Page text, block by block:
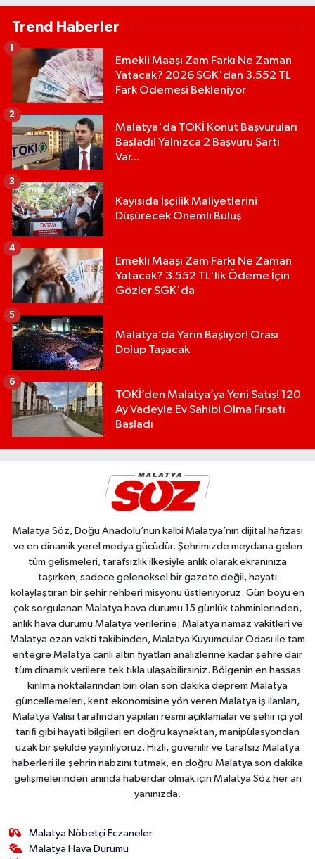
Trend Haberler
Emekli Maaşı Zam Farkı Ne Zaman
Yatacak? 2026 SGK'dan 3.552 TL
Fark Ödemesi Bekleniyor
1
Malatya'da TOKİ Konut Başvuruları
Başladı! Yalnızca 2 Başvuru Şartı
Var...
2
Kayısıda İşçilik Maliyetlerini
Düşürecek Önemli Buluş
3
Emekli Maaşı Zam Farkı Ne Zaman
Yatacak? 3.552 TL'lik Ödeme İçin
Gözler SGK'da
4
Malatya’da Yarın Başlıyor! Orası
Dolup Taşacak
5
TOKİ’den Malatya’ya Yeni Satış! 120
Ay Vadeyle Ev Sahibi Olma Fırsatı
Başladı
6
Malatya Söz, Doğu Anadolu’nun kalbi Malatya’nın dijital hafızası
ve en dinamik yerel medya gücüdür. Şehrimizde meydana gelen
tüm gelişmeleri, tarafsızlık ilkesiyle anlık olarak ekranınıza
taşırken; sadece geleneksel bir gazete değil, hayatı
kolaylaştıran bir şehir rehberi misyonu üstleniyoruz. Gün boyu en
çok sorgulanan Malatya hava durumu 15 günlük tahminlerinden,
anlık hava durumu Malatya verilerine; Malatya namaz vakitleri ve
Malatya ezan vakti takibinden, Malatya Kuyumcular Odası ile tam
entegre Malatya canlı altın fiyatları analizlerine kadar şehre dair
tüm dinamik verilere tek tıkla ulaşabilirsiniz. Bölgenin en hassas
kırılma noktalarından biri olan son dakika deprem Malatya
güncellemeleri, kent ekonomisine yön veren Malatya iş ilanları,
Malatya Valisi tarafından yapılan resmi açıklamalar ve şehir içi yol
tarifi gibi hayati bilgileri en doğru kaynaktan, manipülasyondan
uzak bir şekilde yayınlıyoruz. Hızlı, güvenilir ve tarafsız Malatya
haberleri ile şehrin nabzını tutmak, en doğru Malatya son dakika
gelişmelerinden anında haberdar olmak için Malatya Söz her an
yanınızda.
Malatya Nöbetçi Eczaneler
Malatya Hava Durumu